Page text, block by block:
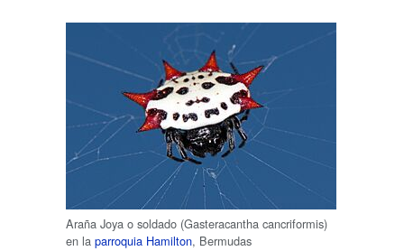
Araña Joya o soldado (Gasteracantha cancriformis)
en la parroquia Hamilton, Bermudas